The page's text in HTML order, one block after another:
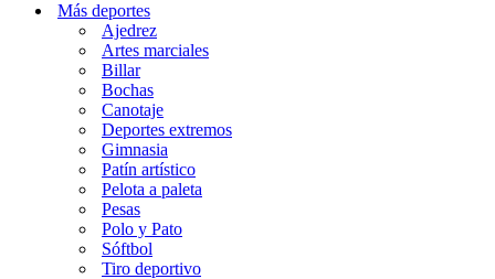
Más deportes
Ajedrez
Artes marciales
Billar
Bochas
Canotaje
Deportes extremos
Gimnasia
Patín artístico
Pelota a paleta
Pesas
Polo y Pato
Sóftbol
Tiro deportivo